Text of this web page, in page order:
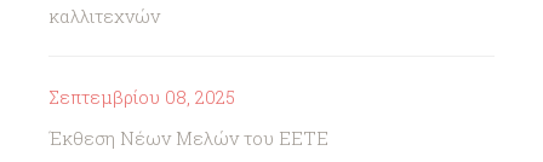
καλλιτεχνών
Σεπτεμβρίου 08, 2025
Έκθεση Νέων Μελών του ΕΕΤΕ